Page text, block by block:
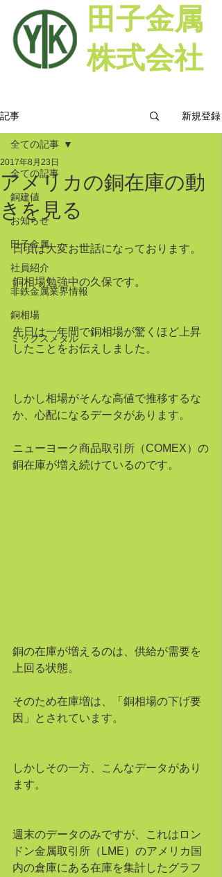
田子金属
株式会社
記事 新規登録
全ての記事
銅建値
お知らせ
田子金属
社員紹介
非鉄金属業界情報
銅相場
ミックスメタル
全ての記事
アメリカの銅在庫の動
きを見る
2017年8月23日
日頃は大変お世話になっております。
銅相場勉強中の久保です。
先日は一年間で銅相場が驚くほど上昇
したことをお伝えしました。
しかし相場がそんな高値で推移するな
か、心配になるデータがあります。
ニューヨーク商品取引所（COMEX）の
銅在庫が増え続けているのです。
銅の在庫が増えるのは、供給が需要を
上回る状態。
そのため在庫増は、「銅相場の下げ要
因」とされています。
しかしその一方、こんなデータがあり
ます。
週末のデータのみですが、これはロン
ドン金属取引所（LME）のアメリカ国
内の倉庫にある在庫を集計したグラフ